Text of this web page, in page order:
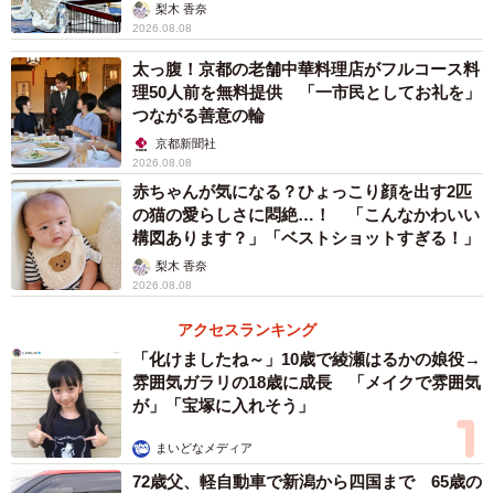
梨木 香奈
2026.08.08
太っ腹！京都の老舗中華料理店がフルコース料
理50人前を無料提供 「一市民としてお礼を」
つながる善意の輪
京都新聞社
2026.08.08
赤ちゃんが気になる？ひょっこり顔を出す2匹
の猫の愛らしさに悶絶…！ 「こんなかわいい
構図あります？」「ベストショットすぎる！」
梨木 香奈
2026.08.08
アクセスランキング
「化けましたね～」10歳で綾瀬はるかの娘役→
雰囲気ガラリの18歳に成長 「メイクで雰囲気
が」「宝塚に入れそう」
まいどなメディア
72歳父、軽自動車で新潟から四国まで 65歳の